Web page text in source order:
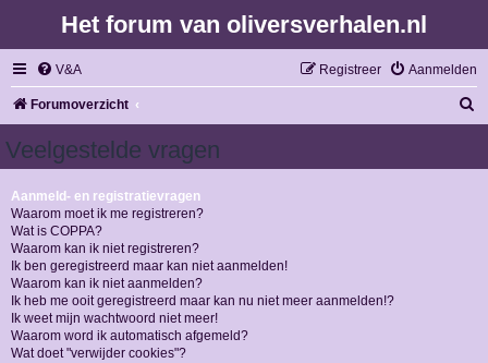
Het forum van oliversverhalen.nl
V&A Aanmelden
Registreer
Forumoverzicht
Veelgestelde vragen
Aanmeld- en registratievragen
Waarom moet ik me registreren?
Wat is COPPA?
Waarom kan ik niet registreren?
Ik ben geregistreerd maar kan niet aanmelden!
Waarom kan ik niet aanmelden?
Ik heb me ooit geregistreerd maar kan nu niet meer aanmelden!?
Ik weet mijn wachtwoord niet meer!
Waarom word ik automatisch afgemeld?
Wat doet "verwijder cookies"?